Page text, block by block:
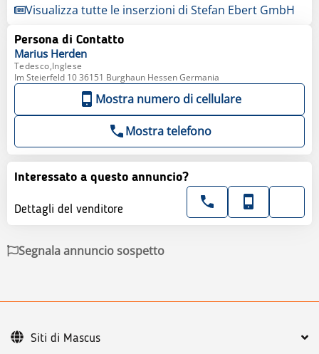
Visualizza tutte le inserzioni di Stefan Ebert GmbH
Persona di Contatto
Marius Herden
Tedesco,Inglese
Im Steierfeld 10 36151 Burghaun Hessen Germania
Mostra numero di cellulare
Mostra telefono
Interessato a questo annuncio?
Dettagli del venditore
Segnala annuncio sospetto
Siti di Mascus